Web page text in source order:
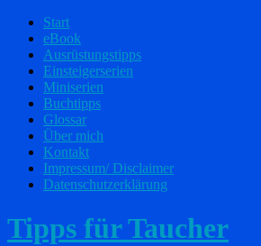
Start
eBook
Ausrüstungstipps
Einsteigerserien
Miniserien
Buchtipps
Glossar
Über mich
Kontakt
Impressum/ Disclaimer
Datenschutzerklärung
Tipps für Taucher